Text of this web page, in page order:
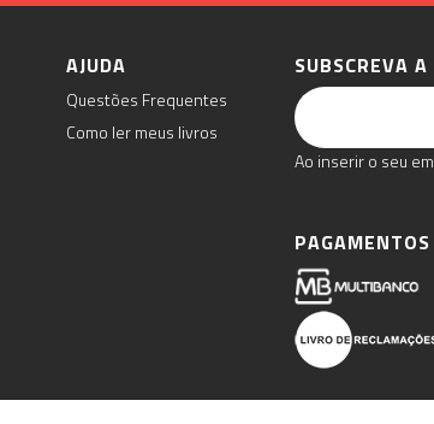
AJUDA
Questões Frequentes
Como ler meus livros
SUBSCREVA
Ao inserir o seu